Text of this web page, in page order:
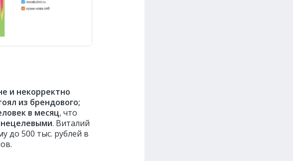
и некорректно
из брендового;
в месяц, что
нецелевыми. Виталий
до 500 тыс. рублей в